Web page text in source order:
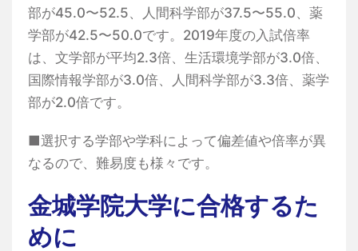
部が45.0〜52.5、人間科学部が37.5〜55.0、薬
学部が42.5〜50.0です。2019年度の入試倍率
は、文学部が平均2.3倍、生活環境学部が3.0倍、
国際情報学部が3.0倍、人間科学部が3.3倍、薬学
部が2.0倍です。
■選択する学部や学科によって偏差値や倍率が異
なるので、難易度も様々です。
金城学院大学に合格するた
めに